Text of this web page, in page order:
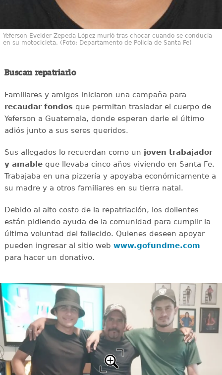
Yeferson Evelder Zepeda López murió tras chocar cuando se conducía
en su motocicleta. (Foto: Departamento de Policía de Santa Fe)
Buscan repatriarlo
Familiares y amigos iniciaron una campaña para
recaudar fondosque permitan trasladar el cuerpo de
Yeferson a Guatemala, donde esperan darle el último
adiós junto a sus seres queridos.
Sus allegados lo recuerdan como un joven trabajador
y amableque llevaba cinco años viviendo en Santa Fe.
Trabajaba en una pizzería y apoyaba económicamente a
su madre y a otros familiares en su tierra natal.
Debido al alto costo de la repatriación, los dolientes
están pidiendo ayuda de la comunidad para cumplir la
última voluntad del fallecido. Quienes deseen apoyar
pueden ingresar al sitio web www.gofundme.com
para hacer un donativo.